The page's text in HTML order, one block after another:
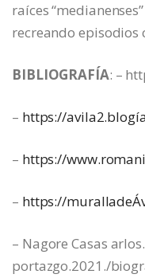
raíces
recreando episodios
BIBLIOGRAFÍA: –
– https://
– https://
– https://
– Nagore Casas
portazgo.2021./